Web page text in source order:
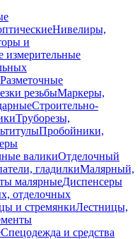
Нивелиры,
и
измерительные
Разметочные
резьбыМаркеры,
Строительно-
Труборезы,
Пробойники,
валикиОтделочный
гладилкиМалярный,
малярныеДиспенсеры
отделочных
и стремянкиЛестницы,
Спецодежда и средства